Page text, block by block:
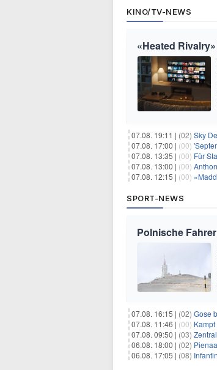
KINO/TV-NEWS
«Heated
07.08. 19:11 | (02) Sky
07.08. 17:00 | (00)
07.08. 13:35 | (00) Für
07.08. 13:00 | (00)
07.08. 12:15 | (00)
SPORT-NEWS
Polnische
07.08. 16:15 | (02) Gose
07.08. 11:46 | (00)
07.08. 09:50 | (03)
06.08. 18:00 | (02)
06.08. 17:05 | (08)